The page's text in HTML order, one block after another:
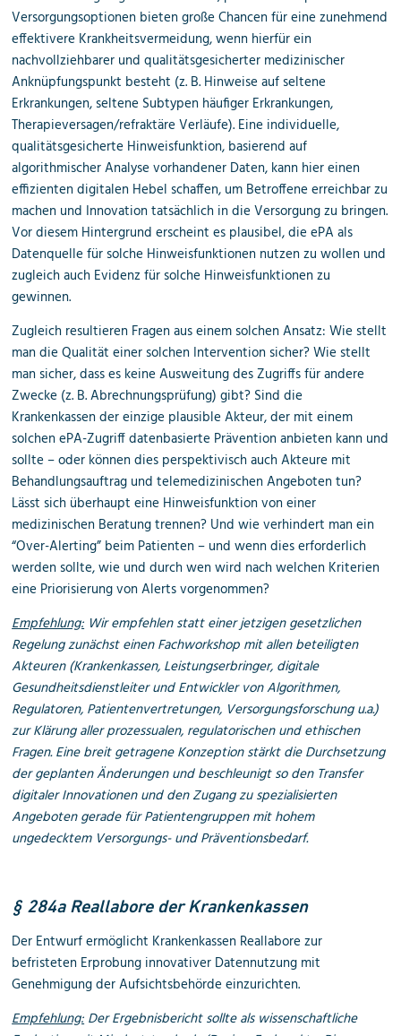
Versorgungsoptionen bieten große Chancen für eine zunehmend
effektivere Krankheitsvermeidung, wenn hierfür ein
nachvollziehbarer und qualitätsgesicherter medizinischer
Anknüpfungspunkt besteht (z. B. Hinweise auf seltene
Erkrankungen, seltene Subtypen häufiger Erkrankungen,
Therapieversagen/refraktäre Verläufe). Eine individuelle,
qualitätsgesicherte Hinweisfunktion, basierend auf
algorithmischer Analyse vorhandener Daten, kann hier einen
effizienten digitalen Hebel schaffen, um Betroffene erreichbar zu
machen und Innovation tatsächlich in die Versorgung zu bringen.
Vor diesem Hintergrund erscheint es plausibel, die ePA als
Datenquelle für solche Hinweisfunktionen nutzen zu wollen und
zugleich auch Evidenz für solche Hinweisfunktionen zu
gewinnen.
Zugleich resultieren Fragen aus einem solchen Ansatz: Wie stellt
man die Qualität einer solchen Intervention sicher? Wie stellt
man sicher, dass es keine Ausweitung des Zugriffs für andere
Zwecke (z. B. Abrechnungsprüfung) gibt? Sind die
Krankenkassen der einzige plausible Akteur, der mit einem
solchen ePA-Zugriff datenbasierte Prävention anbieten kann und
sollte – oder können dies perspektivisch auch Akteure mit
Behandlungsauftrag und telemedizinischen Angeboten tun?
Lässt sich überhaupt eine Hinweisfunktion von einer
medizinischen Beratung trennen? Und wie verhindert man ein
“Over-Alerting” beim Patienten – und wenn dies erforderlich
werden sollte, wie und durch wen wird nach welchen Kriterien
eine Priorisierung von Alerts vorgenommen?
Empfehlung:Wir empfehlen statt einer jetzigen gesetzlichen
Regelung zunächst einen Fachworkshop mit allen beteiligten
Akteuren (Krankenkassen, Leistungserbringer, digitale
Gesundheitsdienstleiter und Entwickler von Algorithmen,
Regulatoren, Patientenvertretungen, Versorgungsforschung u.a.)
zur Klärung aller prozessualen, regulatorischen und ethischen
Fragen. Eine breit getragene Konzeption stärkt die Durchsetzung
der geplanten Änderungen und beschleunigt so den Transfer
digitaler Innovationen und den Zugang zu spezialisierten
Angeboten gerade für Patientengruppen mit hohem
ungedecktem Versorgungs- und Präventionsbedarf.
§ 284a Reallabore der Krankenkassen
Der Entwurf ermöglicht Krankenkassen Reallabore zur
befristeten Erprobung innovativer Datennutzung mit
Genehmigung der Aufsichtsbehörde einzurichten.
Empfehlung:Der Ergebnisbericht sollte als wissenschaftliche